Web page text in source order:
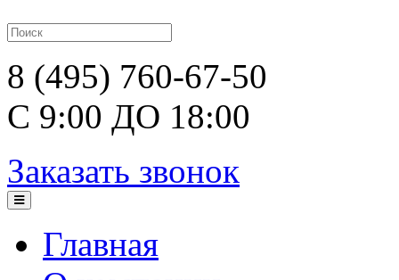
8 (495) 760-67-50
С 9:00 ДО 18:00
Заказать звонок
Главная